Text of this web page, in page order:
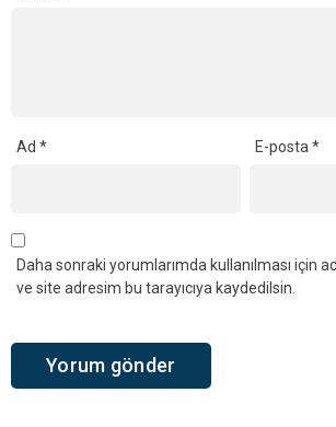
Ad * E-posta*
Daha sonraki yorumlarımda kullanılması için
ve site adresim bu tarayıcıya kaydedilsin.